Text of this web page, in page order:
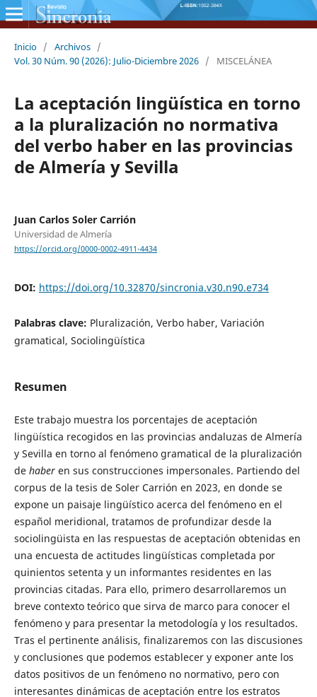
Inicio / Archivos /
Vol. 30 Núm. 90 (2026): Julio-Diciembre 2026 / MISCELÁNEA
La aceptación lingüística en torno
a la pluralización no normativa
del verbo haber en las provincias
de Almería y Sevilla
Juan Carlos Soler Carrión
Universidad de Almería
https://orcid.org/0000-0002-4911-4434
DOI: https://doi.org/10.32870/sincronia.v30.n90.e734
Palabras clave: Pluralización, Verbo haber, Variación
gramatical, Sociolingüística
Resumen
Este trabajo muestra los porcentajes de aceptación
lingüística recogidos en las provincias andaluzas de Almería
y Sevilla en torno al fenómeno gramatical de la pluralización
de haber en sus construcciones impersonales. Partiendo del
corpus de la tesis de Soler Carrión en 2023, en donde se
expone un paisaje lingüístico acerca del fenómeno en el
español meridional, tratamos de profundizar desde la
sociolingüista en las respuestas de aceptación obtenidas en
una encuesta de actitudes lingüísticas completada por
quinientos setenta y un informantes residentes en las
provincias citadas. Para ello, primero desarrollaremos un
breve contexto teórico que sirva de marco para conocer el
fenómeno y para presentar la metodología y los resultados.
Tras el pertinente análisis, finalizaremos con las discusiones
y conclusiones que podemos establecer y exponer ante los
datos positivos de un fenómeno no normativo, pero con
interesantes dinámicas de aceptación entre los estratos